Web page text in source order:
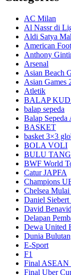
AC Milan
Al Nassr di
Aldi Satya
American
Anthony
Arsenal
Asian Beach
Asian Games
Atletik
BALAP
balap sepeda
Balap Sepeda
BASKET
basket 3×3
BOLA VOLI
BULU
BWF World
Catur JAPFA
Champions
Chelsea
Daniel
David
Delapan
Dewa United
Dunia
E-Sport
F1
Final ASEAN
Final Uber